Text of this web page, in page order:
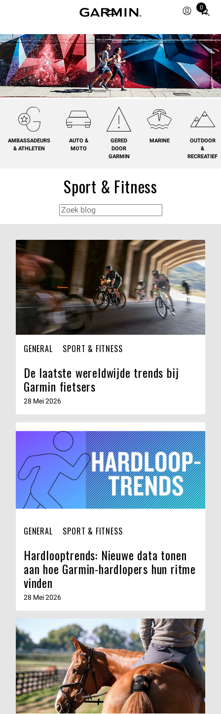
0
Total
in
cart:
0
AMBASSADEURS
& ATHLETEN
AUTO &
MOTO
GERED
DOOR
GARMIN
MARINE
OUTDOOR
&
RECREATIEF
Sport & Fitness
GENERAL SPORT & FITNESS
De laatste wereldwijde trends bij
Garmin fietsers
28 Mei 2026
GENERAL SPORT & FITNESS
Hardlooptrends: Nieuwe data tonen
aan hoe Garmin-hardlopers hun ritme
vinden
28 Mei 2026